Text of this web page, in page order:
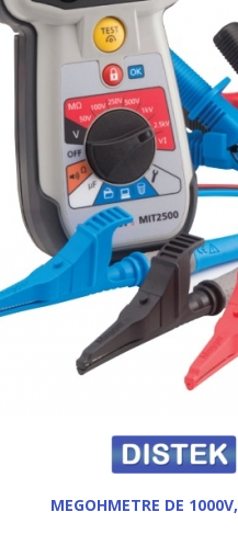
MEGOHMETRE DE